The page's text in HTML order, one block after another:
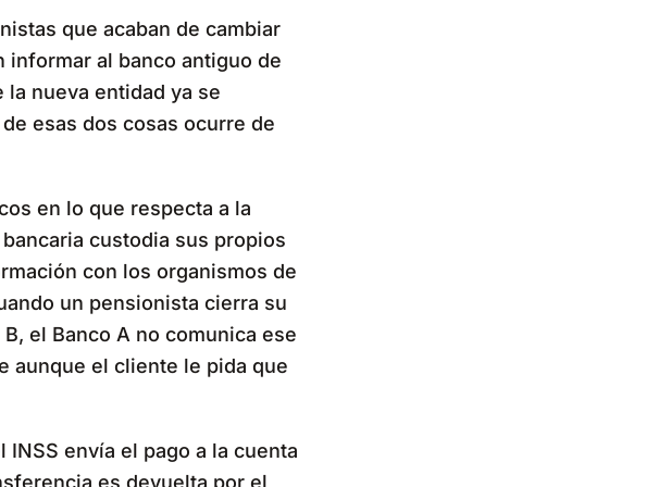
que acaban de cambiar
informar al banco antiguo de
nueva entidad ya se
esas dos cosas ocurre de
en lo que respecta a la
custodia sus propios
con los organismos de
un pensionista cierra su
el Banco A no comunica ese
aunque el cliente le pida que
envía el pago a la cuenta
es devuelta por el